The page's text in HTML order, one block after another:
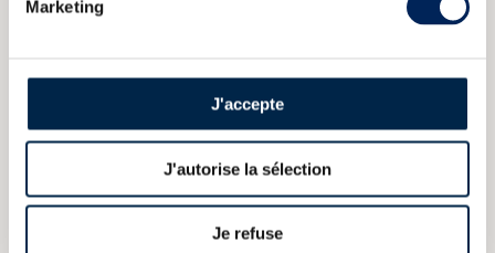
Marketing
J'accepte
J'autorise la sélection
Je refuse
Domaine : Bowmore
Les informations publiées ci-dessus présentent les caractéristiques